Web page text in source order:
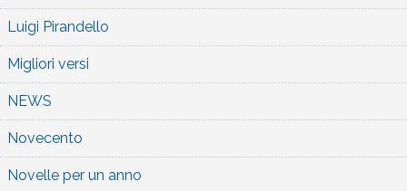
Luigi Pirandello
Migliori versi
NEWS
Novecento
Novelle per un anno